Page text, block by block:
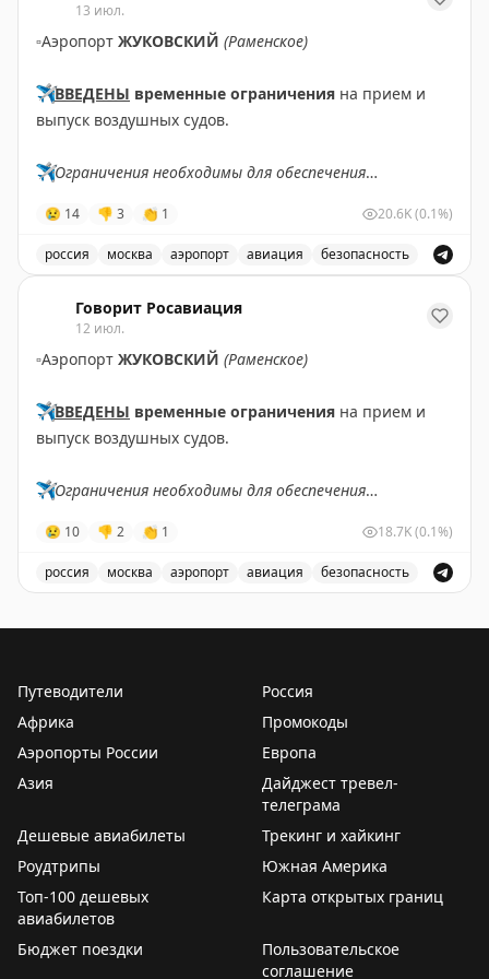
13 июл.
▫️Аэропорт ЖУКОВСКИЙ (Раменское)
✈️ВВЕДЕНЫ временные ограничения на прием и
выпуск воздушных судов.
✈️Ограничения необходимы для обеспечения
✈️ Говорит Росавиация| MАХ
😢 14 👎 3 👏 1 20.6K(0.1%)
россия москва аэропорт авиация безопасность
Говорит Росавиация
12 июл.
▫️Аэропорт ЖУКОВСКИЙ (Раменское)
✈️ВВЕДЕНЫ временные ограничения на прием и
выпуск воздушных судов.
✈️Ограничения необходимы для обеспечения
✈️ Говорит Росавиация| MАХ
😢 10 👎 2 👏 1 18.7K(0.1%)
россия москва аэропорт авиация безопасность
Путеводители
Россия
Африка
Промокоды
Аэропорты России
Европа
Азия
Дайджест тревел-
телеграма
Дешевые авиабилеты
Трекинг и хайкинг
Роудтрипы
Южная Америка
Топ-100 дешевых
авиабилетов
Карта открытых границ
Бюджет поездки
Пользовательское
соглашение